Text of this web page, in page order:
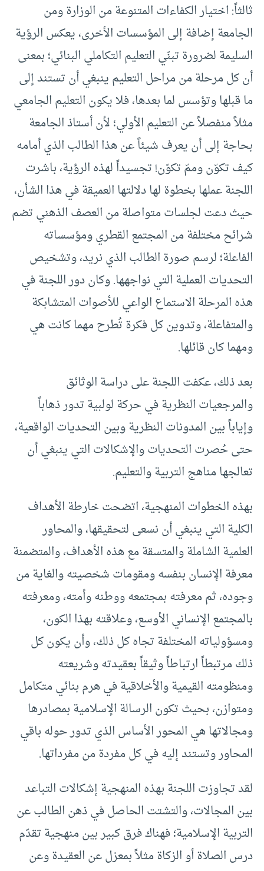
ثالثاً: اختيار الكفاءات المتنوعة من الوزارة ومن
الجامعة إضافة إلى المؤسسات الأخرى، يعكس الرؤية
السليمة لضرورة تبنّي التعليم التكاملي البنائي؛ بمعنى
أن كل مرحلة من مراحل التعليم ينبغي أن تستند إلى
ما قبلها وتؤسس لما بعدها، فلا يكون التعليم الجامعي
مثلاً منفصلاً عن التعليم الأولي؛ لأن أستاذ الجامعة
بحاجة إلى أن يعرف شيئاً عن هذا الطالب الذي أمامه
كيف تكوّن وممّ تكوّن! تجسيداً لهذه الرؤية، باشرت
اللجنة عملها بخطوة لها دلالتها العميقة في هذا الشأن،
حيث دعت لجلسات متواصلة من العصف الذهني تضم
شرائح مختلفة من المجتمع القطري ومؤسساته
الفاعلة؛ لرسم صورة الطالب الذي نريد، وتشخيص
التحديات العملية التي نواجهها. وكان دور اللجنة في
هذه المرحلة الاستماع الواعي للأصوات المتشابكة
والمتفاعلة، وتدوين كل فكرة تُطرح مهما كانت هي
ومهما كان قائلها.
بعد ذلك، عكفت اللجنة على دراسة الوثائق
والمرجعيات النظرية في حركة لولبية تدور ذهاباً
وإياباً بين المدونات النظرية وبين التحديات الواقعية،
حتى حُصرت التحديات والإشكالات التي ينبغي أن
تعالجها مناهج التربية والتعليم.
بهذه الخطوات المنهجية، اتضحت خارطة الأهداف
الكلية التي ينبغي أن نسعى لتحقيقها، والمحاور
العلمية الشاملة والمتسقة مع هذه الأهداف، والمتضمنة
معرفة الإنسان بنفسه ومقومات شخصيته والغاية من
وجوده، ثم معرفته بمجتمعه ووطنه وأمته، ومعرفته
بالمجتمع الإنساني الأوسع، وعلاقته بهذا الكون،
ومسؤولياته المختلفة تجاه كل ذلك، وأن يكون كل
ذلك مرتبطاً ارتباطاً وثيقاً بعقيدته وشريعته
ومنظومته القيمية والأخلاقية في هرم بنائي متكامل
ومتوازن، بحيث تكون الرسالة الإسلامية بمصادرها
ومجالاتها هي المحور الأساس الذي تدور حوله باقي
المحاور وتستند إليه في كل مفردة من مفرداتها.
لقد تجاوزت اللجنة بهذه المنهجية إشكالات التباعد
بين المجالات، والتشتت الحاصل في ذهن الطالب عن
التربية الإسلامية؛ فهناك فرق كبير بين منهجية تقدّم
درس الصلاة أو الزكاة مثلاً بمعزل عن العقيدة وعن